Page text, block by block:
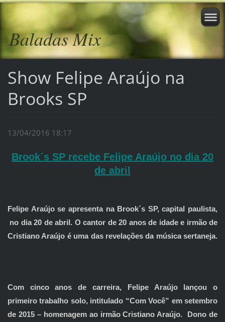
Baladas Mix
Show Felipe Araújo na
Brooks SP
13/04/2016 18:17
Brook´s SP recebe Felipe Araújo no dia 20
de abril
Felipe Araújo se apresenta na Brook´s SP, capital paulista,
no dia 20 de abril. O cantor de 20 anos de idade e irmão de
Cristiano Araújo é uma das revelações da música sertaneja.
Com cinco anos de carreira, Felipe Araújo lançou o
primeiro trabalho solo, intitulado “Com Você” em setembro
de 2015 – homenagem ao irmão Cristiano Araújo. Dono de